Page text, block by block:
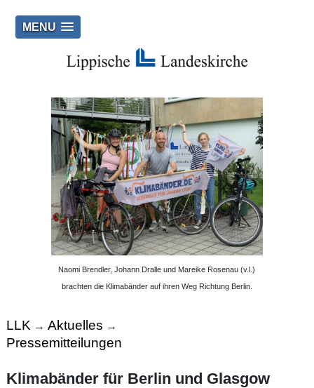
MENU
Naomi Brendler, Johann Dralle und Mareike Rosenau (v.l.)
brachten die Klimabänder auf ihren Weg Richtung Berlin.
LLK → Aktuelles →
Pressemitteilungen
Klimabänder für Berlin und Glasgow